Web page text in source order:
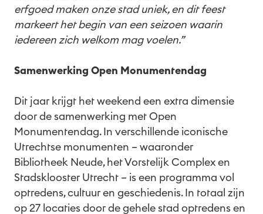
erfgoed maken onze stad uniek, en dit feest
markeert het begin van een seizoen waarin
iedereen zich welkom mag voelen.”
Samenwerking Open Monumentendag
Dit jaar krijgt het weekend een extra dimensie
door de samenwerking met Open
Monumentendag. In verschillende iconische
Utrechtse monumenten – waaronder
Bibliotheek Neude, het Vorstelijk Complex en
Stadsklooster Utrecht – is een programma vol
optredens, cultuur en geschiedenis. In totaal zijn
op 27 locaties door de gehele stad optredens en